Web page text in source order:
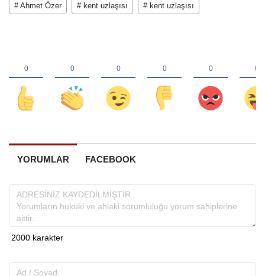
# Ahmet Özer # kent uzlaşısı # kent uzlaşısı
YORUMLAR FACEBOOK